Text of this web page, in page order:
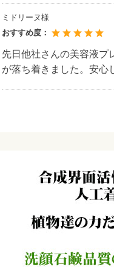
ミドリーヌ様
おすすめ度：
先日他社さんの美容液プ
が落ち着きました。安心